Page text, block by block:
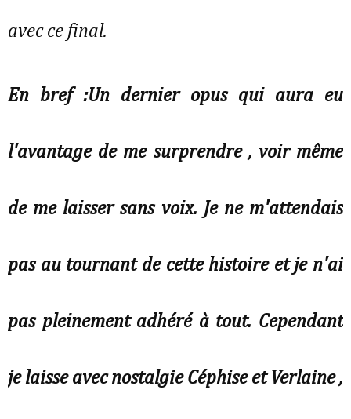
avec ce final.
En bref :Un dernier opus qui aura eu
l'avantage de me surprendre , voir même
de me laisser sans voix. Je ne m'attendais
pas au tournant de cette histoire et je n'ai
pas pleinement adhéré à tout. Cependant
je laisse avec nostalgie Céphise et Verlaine ,